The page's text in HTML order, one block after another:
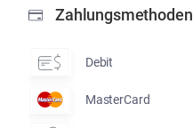
Zahlungsmethoden
Debit
MasterCard